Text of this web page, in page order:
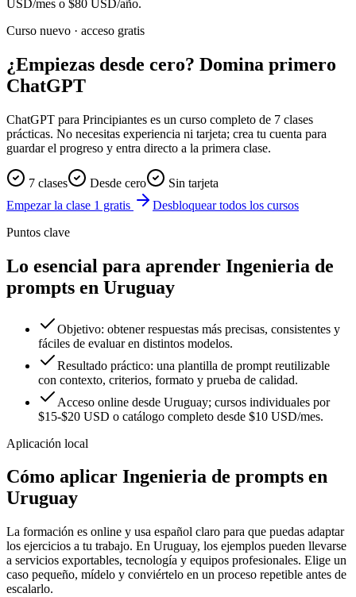
USD/mes o $80 USD/año.
Curso nuevo · acceso gratis
¿Empiezas desde cero? Domina primero
ChatGPT
ChatGPT para Principiantes es un curso completo de 7 clases
prácticas. No necesitas experiencia ni tarjeta; crea tu cuenta para
guardar el progreso y entra directo a la primera clase.
7 clases Desde cero
Sin tarjeta
Empezar la clase 1 gratis
Desbloquear todos los cursos
Puntos clave
Lo esencial para aprender Ingenieria de
prompts en Uruguay
Objetivo: obtener respuestas más precisas, consistentes y
fáciles de evaluar en distintos modelos.
Resultado práctico: una plantilla de prompt reutilizable
con contexto, criterios, formato y prueba de calidad.
Acceso online desde Uruguay; cursos individuales por
$15-$20 USD o catálogo completo desde $10 USD/mes.
Aplicación local
Cómo aplicar Ingenieria de prompts en
Uruguay
La formación es online y usa español claro para que puedas adaptar
los ejercicios a tu trabajo. En Uruguay, los ejemplos pueden llevarse
a servicios exportables, tecnología y equipos profesionales. Elige un
caso pequeño, mídelo y conviértelo en un proceso repetible antes de
escalarlo.